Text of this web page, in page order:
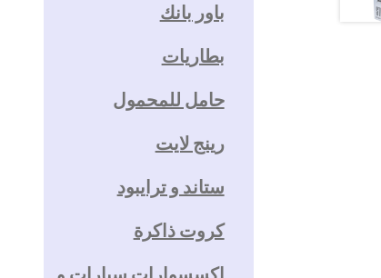
باور بانك
بطاريات
حامل للمحمول
رينج لايت
ستاند و ترايبود
كروت ذاكرة